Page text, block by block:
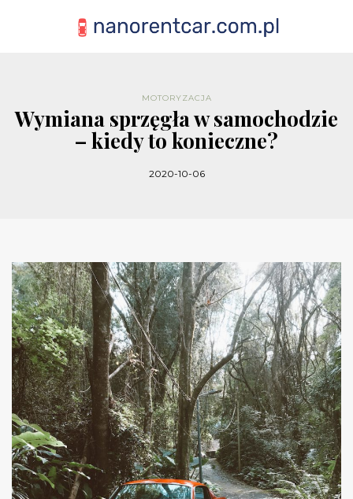
MOTORYZACJA
Wymiana sprzęgła w samochodzie
– kiedy to konieczne?
2020-10-06